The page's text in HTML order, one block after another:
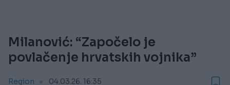
Milanović: “Započelo je
povlačenje hrvatskih vojnika”
Region 04.03.26. 16:35